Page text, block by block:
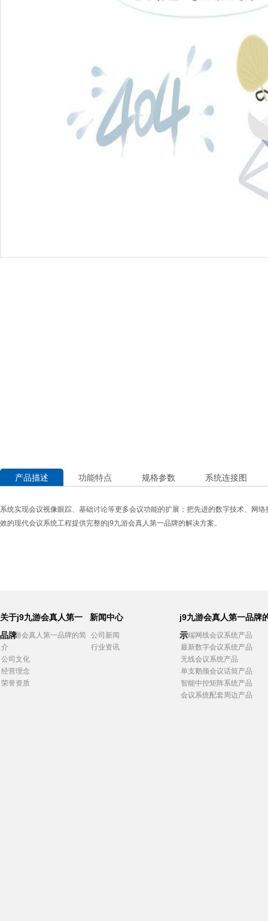
产品描述 功能特点 规格参数 系统连接图
系统实现会议视像眼踪、基础讨论等更多会议功能的扩展；把先进的数字技术、网
效的现代会议系统工程提供完整的j9九游会真人第一品牌的解决方案。
关于j9九游会真人第一
品牌
j9九游会真人第一品牌的简
介
公司文化
经营理念
荣誉资质
新闻中心
公司新闻
行业资讯
j9九游会真人第一品牌
示
高端网线会议系统产品
最新数字会议系统产品
无线会议系统产品
单支鹅颈会议话筒产品
智能中控矩阵系统产品
会议系统配套周边产品